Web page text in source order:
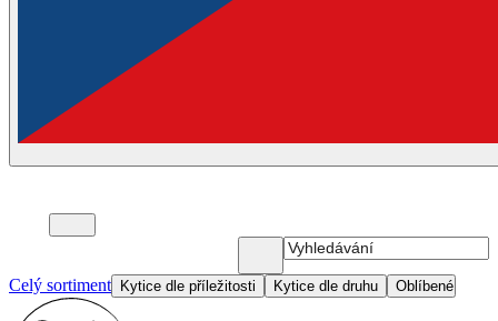
Celý sortiment Kytice dle příležitosti Kytice dle druhu Oblíbené